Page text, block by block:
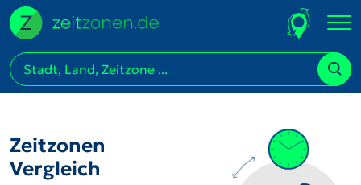
Zeitzonen
Vergleich